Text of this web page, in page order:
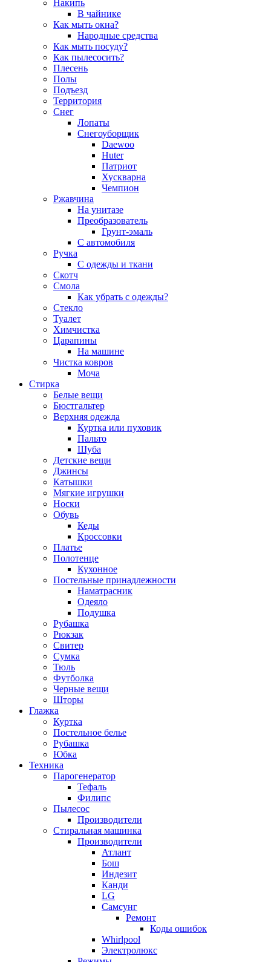
Накипь
В чайнике
Как мыть окна?
Народные средства
Как мыть посуду?
Как пылесосить?
Плесень
Полы
Подъезд
Территория
Снег
Лопаты
Снегоуборщик
Daewoo
Huter
Патриот
Хускварна
Чемпион
Ржавчина
На унитазе
Преобразователь
Грунт-эмаль
С автомобиля
Ручка
С одежды и ткани
Скотч
Смола
Как убрать с одежды?
Стекло
Туалет
Химчистка
Царапины
На машине
Чистка ковров
Моча
Стирка
Белые вещи
Бюстгальтер
Верхняя одежда
Куртка или пуховик
Пальто
Шуба
Детские вещи
Джинсы
Катышки
Мягкие игрушки
Носки
Обувь
Кеды
Кроссовки
Платье
Полотенце
Кухонное
Постельные принадлежности
Наматрасник
Одеяло
Подушка
Рубашка
Рюкзак
Свитер
Сумка
Тюль
Футболка
Черные вещи
Шторы
Глажка
Куртка
Постельное белье
Рубашка
Юбка
Техника
Парогенератор
Тефаль
Филипс
Пылесос
Производители
Стиральная машинка
Производители
Атлант
Бош
Индезит
Канди
LG
Самсунг
Ремонт
Коды ошибок
Whirlpool
Электролюкс